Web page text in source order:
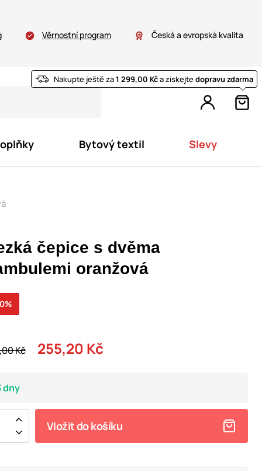
Věrnostní program Česká a evropská kvalita
Nakupte ještě za1 299,00 Kča získejtedopravu zdarma
Bytový textil Slevy
čepice s dvěma
oranžová
Kč 255,20 Kč
dny
Vložit do košíku